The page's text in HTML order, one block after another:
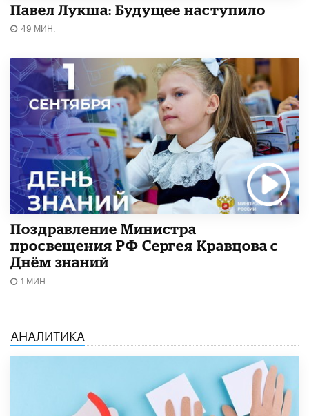
Павел Лукша: Будущее наступило
49 МИН.
Поздравление Министра
просвещения РФ Сергея Кравцова с
Днём знаний
1 МИН.
АНАЛИТИКА